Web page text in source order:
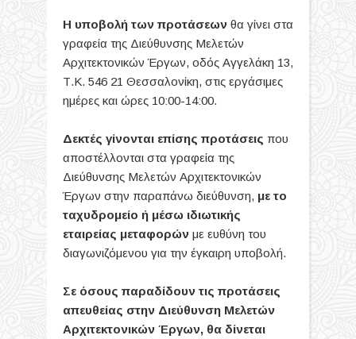
Η υποβολή των προτάσεων θα γίνει στα
γραφεία της Διεύθυνσης Μελετών
Αρχιτεκτονικών Έργων, οδός Αγγελάκη 13,
Τ.Κ. 546 21 Θεσσαλονίκη, στις εργάσιμες
ημέρες και ώρες 10:00-14:00.
Δεκτές γίνονται επίσης προτάσεις που
αποστέλλονται στα γραφεία της
Διεύθυνσης Μελετών Αρχιτεκτονικών
Έργων στην παραπάνω διεύθυνση, με το
ταχυδρομείο ή μέσω ιδιωτικής
εταιρείας μεταφορών με ευθύνη του
διαγωνιζόμενου για την έγκαιρη υποβολή.
Σε όσους παραδίδουν τις προτάσεις
απευθείας στην Διεύθυνση Μελετών
Αρχιτεκτονικών Έργων, θα δίνεται